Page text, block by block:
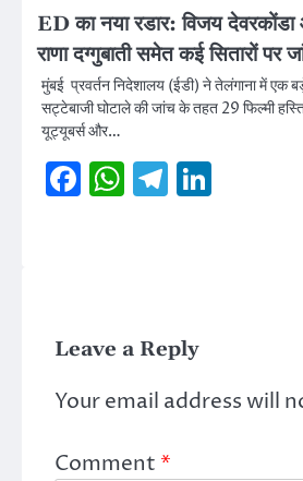
ED का नया रडार: विजय
राणा दग्गुबाती समेत कई सितारों पर
मुंबई प्रवर्तन निदेशालय (ईडी) ने तेलंगाना में एक
सट्टेबाजी घोटाले की जांच के तहत 29 फिल्मी
यूट्यूबर्स और…
Facebook
WhatsApp
Telegram
Leave a Reply
Your email address will
Comment *